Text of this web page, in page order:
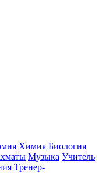
Химия Биология
Музыка Учитель
Тренер-